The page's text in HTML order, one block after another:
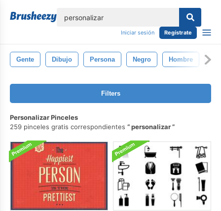
Iniciar sesión Regístrate
Gente Dibujo Persona Negro Hombre
Filters
Personalizar Pinceles
259 pinceles gratis correspondientes
personalizar